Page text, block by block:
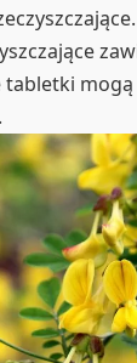
tabletki